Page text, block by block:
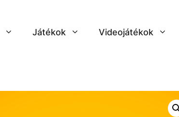
Játékok Videojátékok